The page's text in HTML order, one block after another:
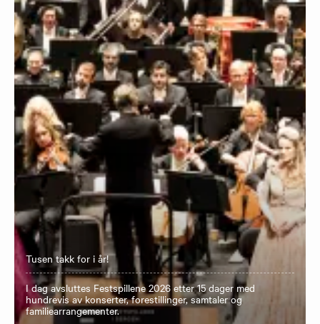
Tusen takk for i år!
I dag avsluttes Festspillene 2026 etter 15 dager med
hundrevis av konserter, forestillinger, samtaler og
familiearrangementer.